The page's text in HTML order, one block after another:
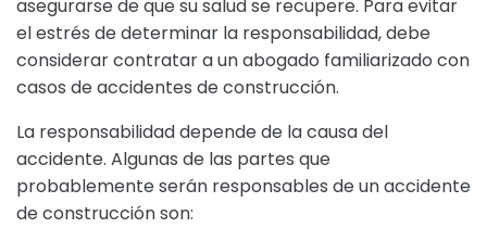
asegurarse de que su salud se recupere. Para evitar
el estrés de determinar la responsabilidad, debe
considerar contratar a un abogado familiarizado con
casos de accidentes de construcción.
La responsabilidad depende de la causa del
accidente. Algunas de las partes que
probablemente serán responsables de un accidente
de construcción son: